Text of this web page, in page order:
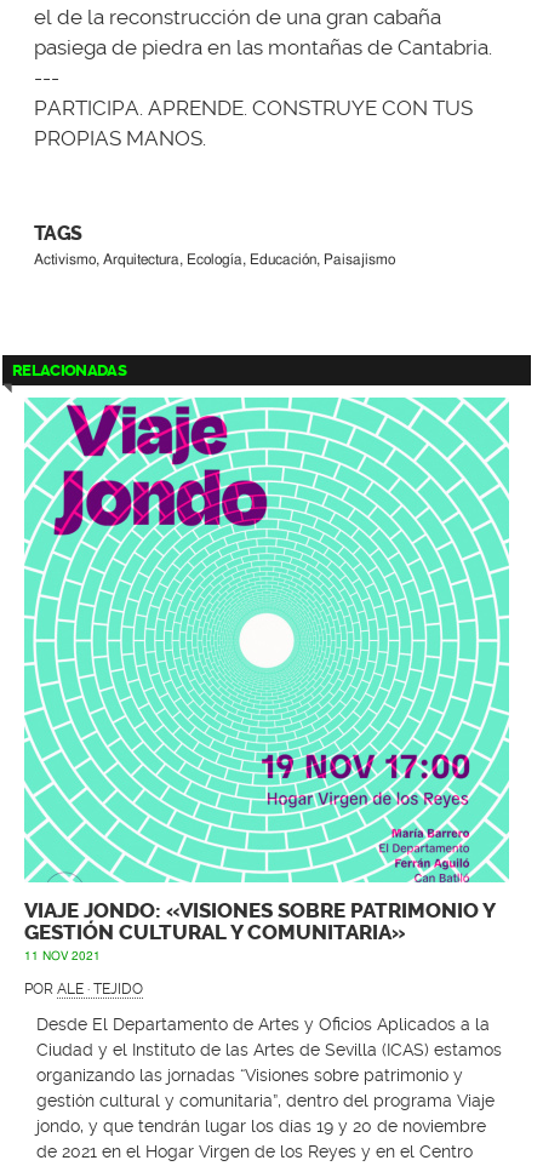
el de la reconstrucción de una gran cabaña
pasiega de piedra en las montañas de Cantabria.
---
PARTICIPA. APRENDE. CONSTRUYE CON TUS
PROPIAS MANOS.
TAGS
Activismo, Arquitectura, Ecología, Educación, Paisajismo
RELACIONADAS
VIAJE JONDO: «VISIONES SOBRE PATRIMONIO Y
GESTIÓN CULTURAL Y COMUNITARIA»
11 NOV 2021
POR ALE · TEJIDO
Desde El Departamento de Artes y Oficios Aplicados a la
Ciudad y el Instituto de las Artes de Sevilla (ICAS) estamos
organizando las jornadas “Visiones sobre patrimonio y
gestión cultural y comunitaria”, dentro del programa Viaje
jondo, y que tendrán lugar los días 19 y 20 de noviembre
de 2021 en el Hogar Virgen de los Reyes y en el Centro